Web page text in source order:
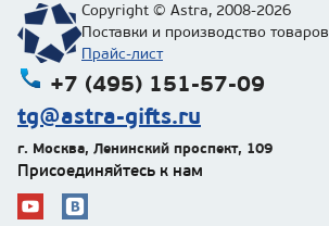
Copyright © Astra, 2008-2026
Поставки и производство товаров
Прайс-лист
+7 (495) 151-57-09
tg@astra-gifts.ru
г. Москва, Ленинский проспект, 109
Присоединяйтесь к нам